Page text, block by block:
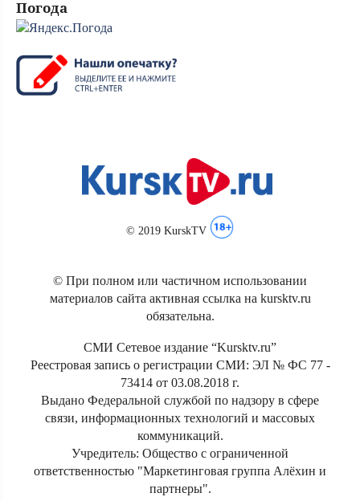
Погода
© 2019 KurskTV
© При полном или частичном использовании
материалов сайта активная ссылка на kursktv.ru
обязательна.
СМИ Сетевое издание “Kursktv.ru”
Реестровая запись о регистрации СМИ: ЭЛ № ФС 77 -
73414 от 03.08.2018 г.
Выдано Федеральной службой по надзору в сфере
связи, информационных технологий и массовых
коммуникаций.
Учредитель: Общество с ограниченной
ответственностью "Маркетинговая группа Алёхин и
партнеры".